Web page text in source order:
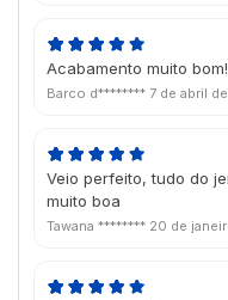
Acabamento muito bom!
Barco d******** 7 de abril
Veio perfeito, tudo do
muito boa
Tawana ******** 20 de